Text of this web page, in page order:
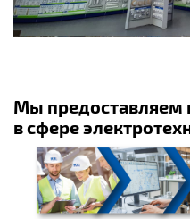
Мы предоставляем
в сфере